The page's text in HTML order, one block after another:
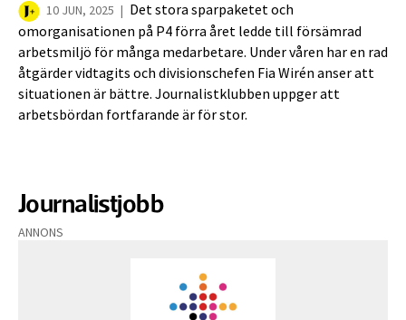
10 JUN, 2025 | Det stora sparpaketet och
omorganisationen på P4 förra året ledde till försämrad
arbetsmiljö för många medarbetare. Under våren har en rad
åtgärder vidtagits och divisionschefen Fia Wirén anser att
situationen är bättre. Journalistklubben uppger att
arbetsbördan fortfarande är för stor.
Journalistjobb
ANNONS